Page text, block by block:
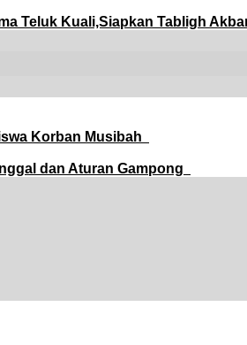
Teluk Kuali,Siapkan Tabligh
Korban Musibah
dan Aturan Gampong